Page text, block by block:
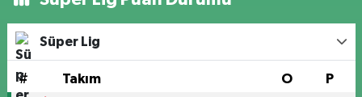
Süper Lig
# Takım O P